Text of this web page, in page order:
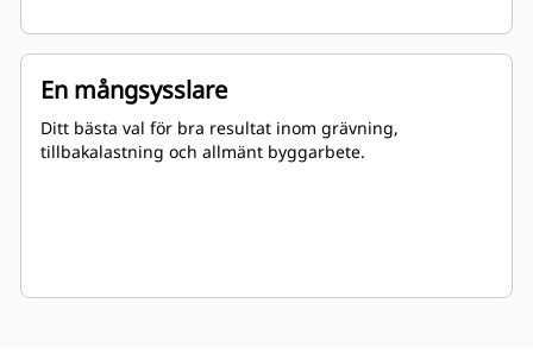
En mångsysslare
Ditt bästa val för bra resultat inom grävning,
tillbakalastning och allmänt byggarbete.